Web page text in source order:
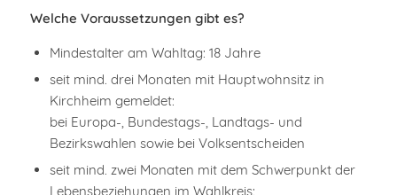
Welche Voraussetzungen gibt es?
Mindestalter am Wahltag: 18 Jahre
seit mind. drei Monaten mit Hauptwohnsitz in
Kirchheim gemeldet:
bei Europa-, Bundestags-, Landtags- und
Bezirkswahlen sowie bei Volksentscheiden
seit mind. zwei Monaten mit dem Schwerpunkt der
Lebensbeziehungen im Wahlkreis: